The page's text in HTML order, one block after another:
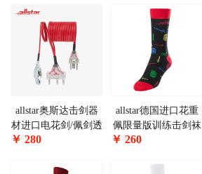
allstar奥斯达击剑器
材进口电花剑/佩剑透
明头手线可参加国内
￥ 280
allstar德国进口花重
佩限量版训练击剑袜
BFSTR-S
￥ 260